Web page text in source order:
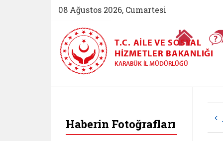
08 Ağustos 2026, Cumartesi
Ana Sayfa
T.C. AILE VE SOSYAL
HIZMETLER BAKANLIĞI
KARABÜK İL MÜDÜRLÜĞÜ
Haberin Fotoğrafları